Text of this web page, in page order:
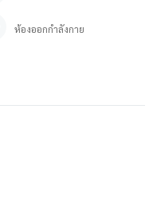
เทพมหานคร 10250
ห้องออกกำลังกาย